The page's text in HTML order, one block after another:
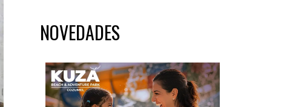
NOVEDADES